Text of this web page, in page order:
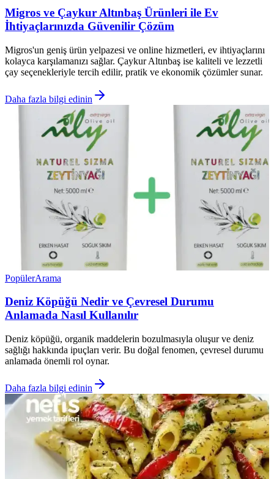
Migros ve Çaykur Altınbaş Ürünleri ile Ev
İhtiyaçlarınızda Güvenilir Çözüm
Migros'un geniş ürün yelpazesi ve online hizmetleri, ev ihtiyaçlarını
kolayca karşılamanızı sağlar. Çaykur Altınbaş ise kaliteli ve lezzetli
çay seçenekleriyle tercih edilir, pratik ve ekonomik çözümler sunar.
Daha fazla bilgi edinin
PopülerArama
Deniz Köpüğü Nedir ve Çevresel Durumu
Anlamada Nasıl Kullanılır
Deniz köpüğü, organik maddelerin bozulmasıyla oluşur ve deniz
sağlığı hakkında ipuçları verir. Bu doğal fenomen, çevresel durumu
anlamada önemli rol oynar.
Daha fazla bilgi edinin